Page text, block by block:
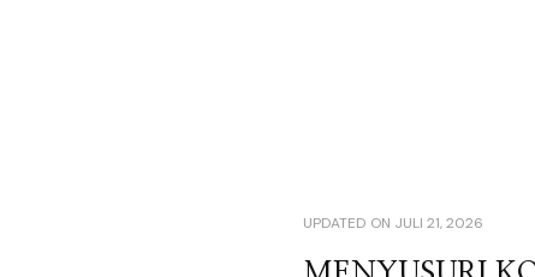
UPDATED ON JULI 21, 2026